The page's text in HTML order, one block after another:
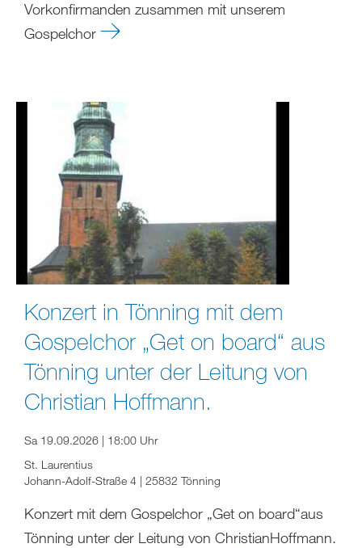
Vorkonfirmanden zusammen mit unserem
Gospelchor
Konzert in Tönning mit dem
Gospelchor „Get on board“ aus
Tönning unter der Leitung von
Christian Hoffmann.
Sa 19.09.2026 | 18:00 Uhr
St. Laurentius
Johann-Adolf-Straße 4 | 25832 Tönning
Konzert mit dem Gospelchor „Get on board“aus
Tönning unter der Leitung von ChristianHoffmann.